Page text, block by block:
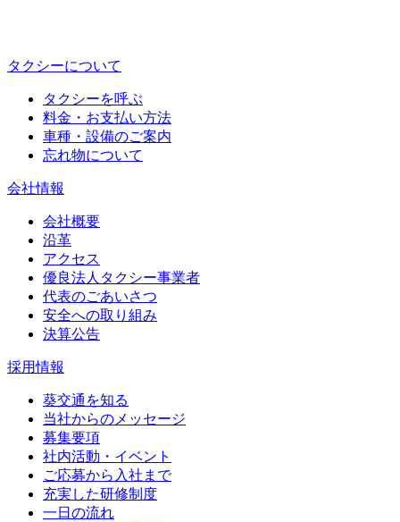
タクシーについて
タクシーを呼ぶ
料金・お支払い方法
車種・設備のご案内
忘れ物について
会社情報
会社概要
沿革
アクセス
優良法人タクシー事業者
代表のごあいさつ
安全への取り組み
決算公告
採用情報
葵交通を知る
当社からのメッセージ
募集要項
社内活動・イベント
ご応募から入社まで
充実した研修制度
一日の流れ